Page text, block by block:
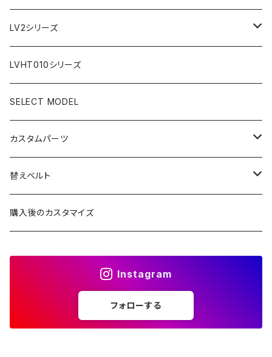
フラット型ベゼル
スロープ型ベゼル
C1文字盤
C3文字盤
C3S文字盤
X1文字盤
1ST文字盤
2ND文字盤
AR文字盤
C3S文字盤
2ND文字盤
LV2シリーズ
AR文字盤
C1文字盤
C3S文字盤
X1文字盤
1ST文字盤
LVHT010シリーズ
SELECT MODEL
カスタムパーツ
ケース/ケースバック
CROWN（リューズ）
替えベルト
レザーベルト
一点モノ-即納（ハンドメイド）
購入後のカスタマイズ
Instagram
フォローする